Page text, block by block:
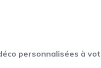
personnalisées à